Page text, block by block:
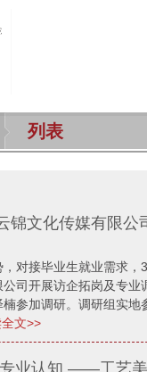
列表
锦文化传媒有限公
对接毕业生就业需求
司开展访企拓岗及专
参加调研。调研组实
文>>
业认知 ——工艺